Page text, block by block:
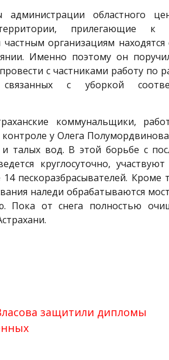
областного
прилегающие к
организациям находятся
Именно поэтому он
с частниками работу по
с уборкой
коммунальщики,
у Олега
и талых вод. В этой борьбе с
круглосуточно,
пескоразбрасывателей. Кроме
наледи обрабатываются
Пока от снега полностью
защитили дипломы